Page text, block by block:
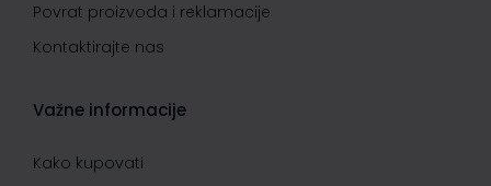
Povrat proizvoda i reklamacije
Kontaktirajte nas
Važne informacije
Kako kupovati